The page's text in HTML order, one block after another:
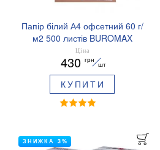
Папір білий А4 офсетний 60 г/
м2 500 листів BUROMAX
BM.27241500
Ціна
430 грн
шт
КУПИТИ
ЗНИЖКА 3%